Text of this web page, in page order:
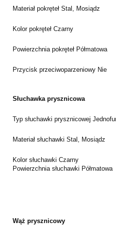
Materiał pokręteł Stal, Mosiądz
Kolor pokręteł Czarny
Powierzchnia pokręteł Półmatowa
Przycisk przeciwoparzeniowy Nie
Słuchawka prysznicowa
Typ słuchawki prysznicowej
Materiał słuchawki Stal, Mosiądz
Kolor słuchawki Czarny
Powierzchnia słuchawki Półmatowa
Wąż prysznicowy